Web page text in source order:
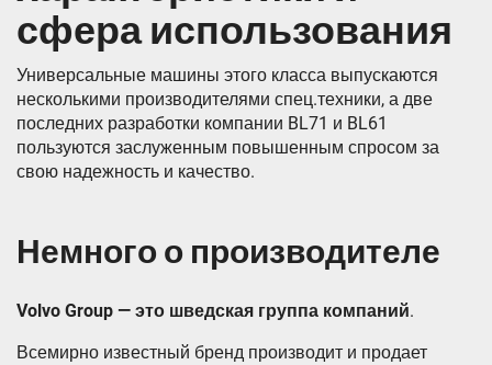
сфера использования
Универсальные машины этого класса выпускаются
несколькими производителями спец.техники, а две
последних разработки компании BL71 и BL61
пользуются заслуженным повышенным спросом за
свою надежность и качество.
Немного о производителе
Volvo Group — это шведская группа компаний.
Всемирно известный бренд производит и продает